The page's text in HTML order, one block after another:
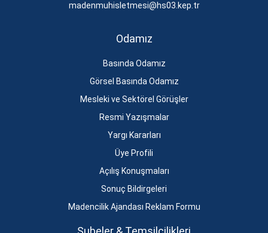
madenmuhisletmesi@hs03.kep.tr
Odamız
Basında Odamız
Görsel Basında Odamız
Mesleki ve Sektörel Görüşler
Resmi Yazışmalar
Yargı Kararları
Üye Profili
Açılış Konuşmaları
Sonuç Bildirgeleri
Madencilik Ajandası Reklam Formu